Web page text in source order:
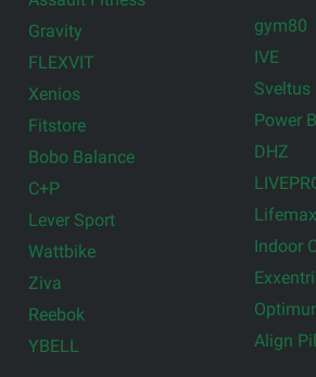
Gravity
FLEXVIT
Xenios
Fitstore
Bobo Balance
C+P
Lever Sport
Wattbike
Ziva
Reebok
YBELL
gym80
IVE
Sveltus
Power
DHZ
Indoor
Align